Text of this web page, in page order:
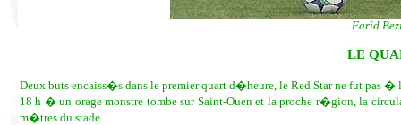
Farid
LE
Deux buts encaiss�s dans le premier quart d�heure, le Red Star ne fut pas
18 h � un orage monstre tombe sur Saint-Ouen et la proche r�gion, la
m�tres du stade.